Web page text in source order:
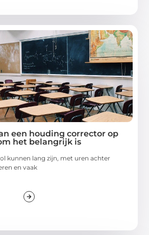
een houding corrector op
het belangrijk is
kunnen lang zijn, met uren achter
en vaak